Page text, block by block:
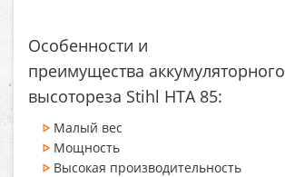
Особенности и
преимущества аккумуляторного
высотореза Stihl HTA 85:
Малый вес
Мощность
Высокая производительность